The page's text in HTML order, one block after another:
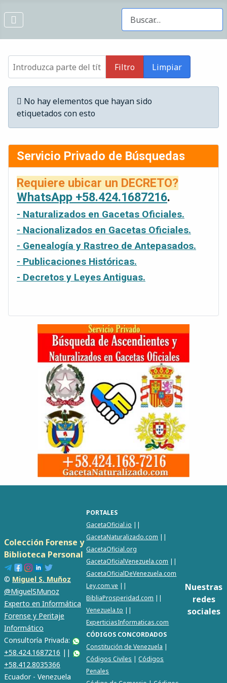
Buscar Gacetas
Filtro Limpiar
Información
No hay elementos que hayan sido
etiquetados con esto
Servicio Privado de Búsquedas
Requiere ubicar un DECRETO?
WhatsApp +58.424.1687216.
- Naturalizados en Gacetas Oficiales.
- Nacionalizados en Gacetas Oficiales.
- Genealogía y Rastreo de Antepasados.
- Publicaciones Históricas.
- Decretos y Leyes Antiguas.
Colección Forense y
Biblioteca Personal
© Miguel S. Muñoz
@MiguelSMunoz
Experto en Informática
Forense y Peritaje
Informático
Consultoría Privada:
+58.424.1687216 ||
+58.412.8035366
Ecuador - Venezuela
PORTALES
GacetaOficial.io ||
GacetaNaturalizado.com ||
GacetaOficial.org
GacetaOficialVenezuela.com ||
GacetaOficialDeVenezuela.com
Ley.com.ve ||
BibliaProsperidad.com ||
Venezuela.to ||
ExperticiasInformaticas.com
CÓDIGOS CONCORDADOS
Constitución de Venezuela |
Códigos Civiles |Códigos
Penales
Nuestras
redes
sociales